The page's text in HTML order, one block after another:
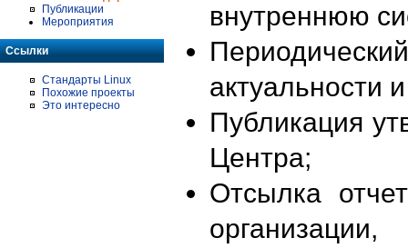
Публикации
Мероприятия
Ссылки
Стандарты Linux
Похожие проекты
Это интересно
внутреннюю
актуальности
Публикация
Центра;
Отсылка